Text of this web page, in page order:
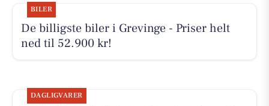
BILER
De billigste biler i Grevinge - Priser helt
ned til 52.900 kr!
DAGLIGVARER